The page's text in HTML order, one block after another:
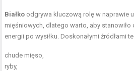
Białko odgrywa kluczową rolę w naprawie
mięśniowych, dlatego warto, aby stanowiło
energii po wysiłku. Doskonałymi źródłami
chude mięso,
ryby,